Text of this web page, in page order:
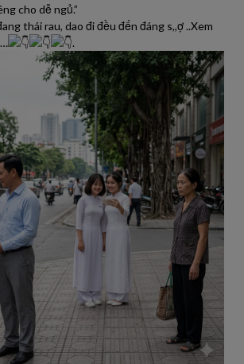
cho dễ ngủ.”
thái rau, dao đi đều đến đáng s,,ợ ..Xem
.